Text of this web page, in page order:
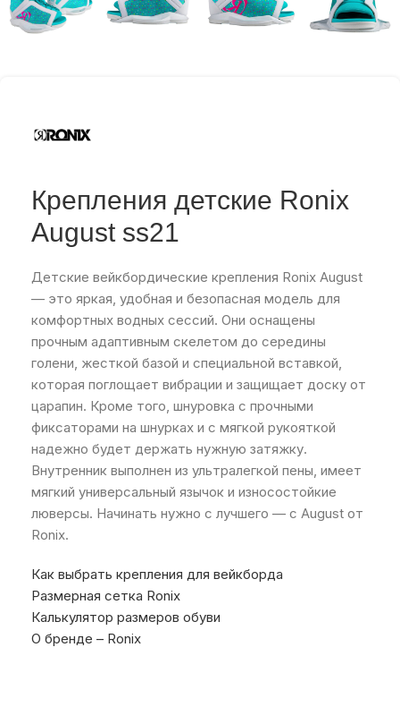
Крепления детские Ronix
August ss21
Детские вейкбордические крепления Ronix August
— это яркая, удобная и безопасная модель для
комфортных водных сессий. Они оснащены
прочным адаптивным скелетом до середины
голени, жесткой базой и специальной вставкой,
которая поглощает вибрации и защищает доску от
царапин. Кроме того, шнуровка с прочными
фиксаторами на шнурках и с мягкой рукояткой
надежно будет держать нужную затяжку.
Внутренник выполнен из ультралегкой пены, имеет
мягкий универсальный язычок и износостойкие
люверсы. Начинать нужно с лучшего — с August от
Ronix.
Как выбрать крепления для вейкборда
Размерная сетка Ronix
Калькулятор размеров обуви
О бренде – Ronix